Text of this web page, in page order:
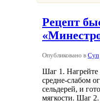
Рецепт
Опубликовано в Суп
Шаг 1. Нагрейте
средне-слабом
сельдерей, и
мягкости. Шаг 2.